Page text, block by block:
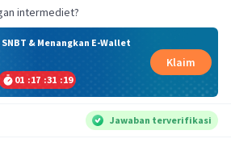
intermediet?
& Menangkan E-Wallet
01 :17 :31 :18
Klaim
Jawaban terverifikasi